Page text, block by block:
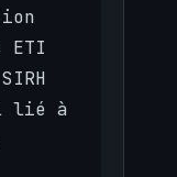
ETI
lié à